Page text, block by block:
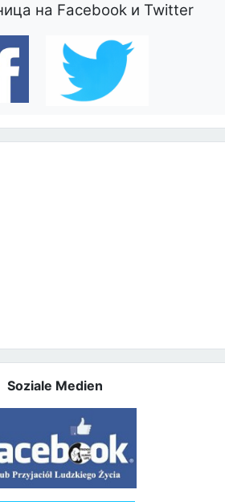
на Facebook и Twitter
Soziale Medien